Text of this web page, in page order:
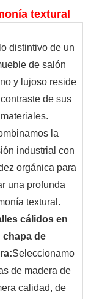
textural
distintivo de un
de salón
y lujoso reside
de sus
materiales.
la
industrial con
orgánica para
una profunda
textural.
cálidos en
chapa de
Seleccionamo
de madera de
calidad, de